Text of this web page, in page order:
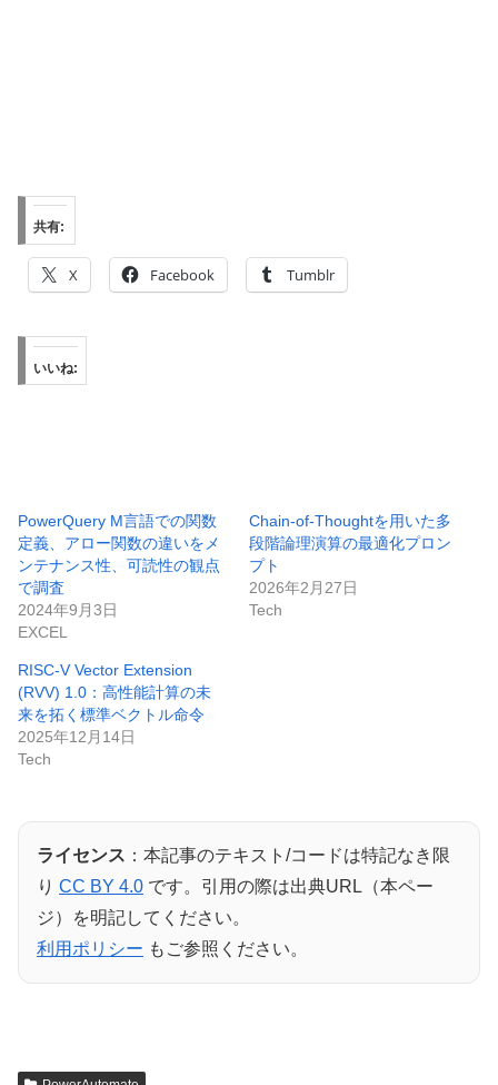
共有:
X Facebook Tumblr
いいね:
PowerQuery M言語での関数
定義、アロー関数の違いをメ
ンテナンス性、可読性の観点
で調査
2024年9月3日
EXCEL
Chain-of-Thoughtを用いた多
段階論理演算の最適化プロン
プト
2026年2月27日
Tech
RISC-V Vector Extension
(RVV) 1.0：高性能計算の未
来を拓く標準ベクトル命令
2025年12月14日
Tech
ライセンス ：本記事のテキスト/コードは特記なき限
り CC BY 4.0 です。引用の際は出典URL（本ペー
ジ）を明記してください。
利用ポリシー もご参照ください。